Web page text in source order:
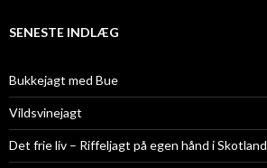
SENESTE INDLÆG
Bukkejagt med Bue
Vildsvinejagt
Det frie liv – Riffeljagt på egen hånd i Skotland